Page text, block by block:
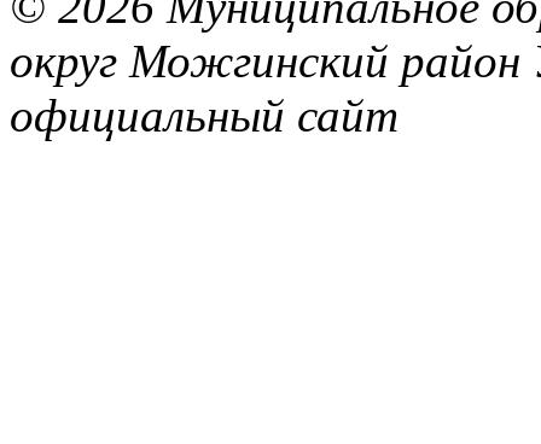
округ Можгинский район
официальный сайт